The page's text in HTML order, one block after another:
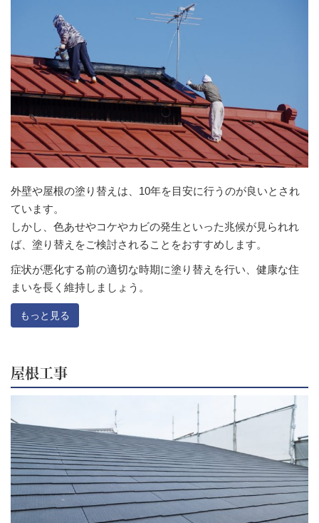
外壁や屋根の塗り替えは、10年を目安に行うのが良いとされ
ています。
しかし、色あせやコケやカビの発生といった兆候が見られれ
ば、塗り替えをご検討されることをおすすめします。
症状が悪化する前の適切な時期に塗り替えを行い、健康な住
まいを長く維持しましょう。
もっと見る
屋根工事